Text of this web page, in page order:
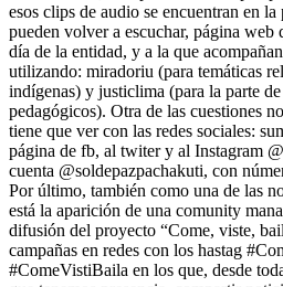
esos clips de audio se encuentran en
pueden volver a escuchar, página web
día de la entidad, y a la que
utilizando: miradoriu (para temáticas
indígenas) y justiclima (para la parte
pedagógicos). Otra de las cuestiones
tiene que ver con las redes sociales:
página de fb, al twiter y al Instagram
cuenta @soldepazpachakuti, con
Por último, también como una de las
está la aparición de una comunity
difusión del proyecto “Come, viste,
campañas en redes con los hastag
#ComeVistiBaila en los que, desde